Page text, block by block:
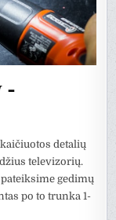
-
detalių
televizorių.
gedimų
po to trunka 1-